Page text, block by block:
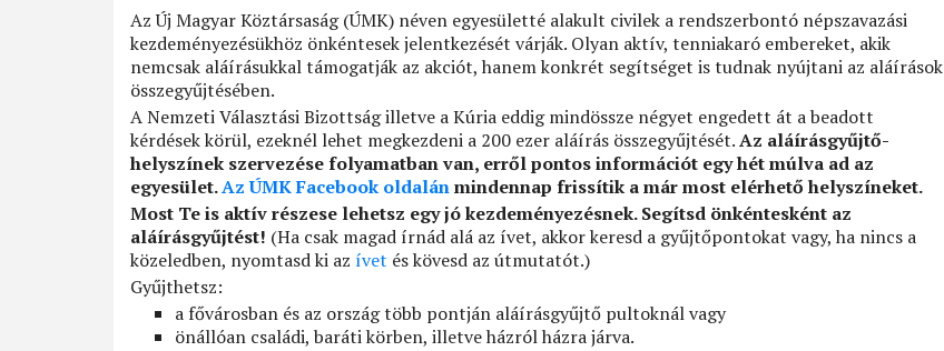
Az Új Magyar Köztársaság (ÚMK) néven egyesületté alakult civilek a rendszerbontó népszavazási
kezdeményezésükhöz önkéntesek jelentkezését várják. Olyan aktív, tenniakaró embereket, akik
nemcsak aláírásukkal támogatják az akciót, hanem konkrét segítséget is tudnak nyújtani az aláírások
összegyűjtésében.
A Nemzeti Választási Bizottság illetve a Kúria eddig mindössze négyet engedett át a beadott
kérdések körül, ezeknél lehet megkezdeni a 200 ezer aláírás összegyűjtését.Az aláírásgyűjtő-
helyszínek szervezése folyamatban van, erről pontos információt egy hét múlva ad az
egyesület.Az ÚMK Facebook oldalánmindennap frissítik a már most elérhető helyszíneket.
Most Te is aktív részese lehetsz egy jó kezdeményezésnek. Segítsd önkéntesként az
aláírásgyűjtést! (Ha csak magad írnád alá az ívet, akkor keresd a gyűjtőpontokat vagy, ha nincs a
közeledben, nyomtasd ki az ívet és kövesd az útmutatót.)
Gyűjthetsz:
a fővárosban és az ország több pontján aláírásgyűjtő pultoknál vagy
önállóan családi, baráti körben, illetve házról házra járva.